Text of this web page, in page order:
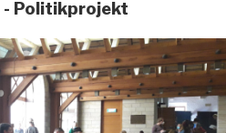
- Politikprojekt